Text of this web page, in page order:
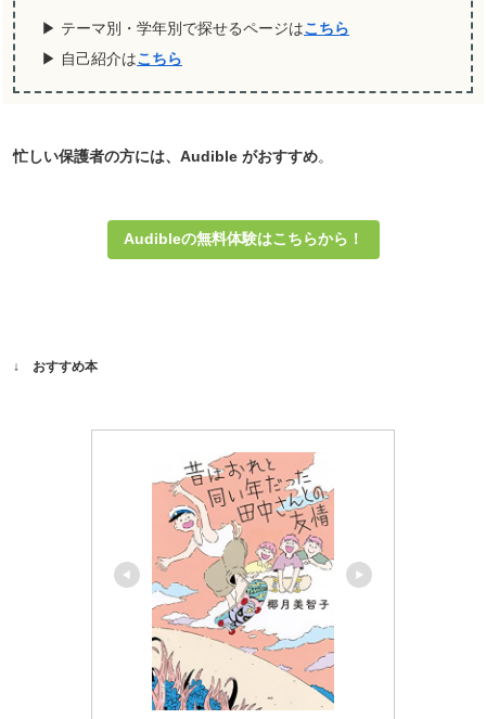
▶ テーマ別・学年別で探せるページはこちら
▶ 自己紹介はこちら
忙しい保護者の方には、Audible がおすすめ。
Audibleの無料体験はこちらから！
↓ おすすめ本